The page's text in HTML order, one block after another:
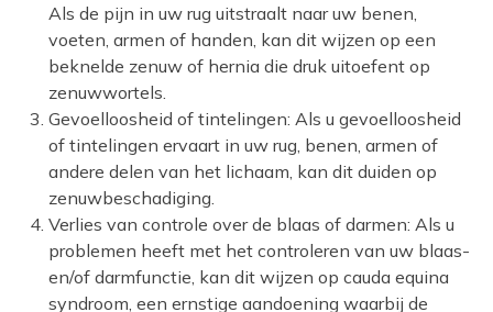
Als de pijn in uw rug uitstraalt naar uw benen,
voeten, armen of handen, kan dit wijzen op een
beknelde zenuw of hernia die druk uitoefent op
zenuwwortels.
Gevoelloosheid of tintelingen: Als u gevoelloosheid
of tintelingen ervaart in uw rug, benen, armen of
andere delen van het lichaam, kan dit duiden op
zenuwbeschadiging.
Verlies van controle over de blaas of darmen: Als u
problemen heeft met het controleren van uw blaas-
en/of darmfunctie, kan dit wijzen op cauda equina
syndroom, een ernstige aandoening waarbij de